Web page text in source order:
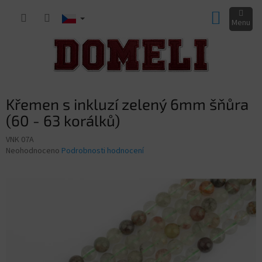
KOŠÍK
Křemen s inkluzí zelený 6mm šňůra
(60 - 63 korálků)
VNK 07A
Průměrné
Neohodnoceno Podrobnosti hodnocení